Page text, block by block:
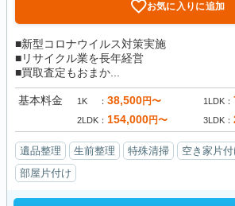
お気に入りに追加
■新型コロナウイルス対策実施
■リサイクル業を長年経営
■買取査定もおまか...
基本料金 1K 38,500円〜 1LDK
2LDK 154,000円〜 3LDK
遺品整理 生前整理 特殊清掃 空き家片付
部屋片付け